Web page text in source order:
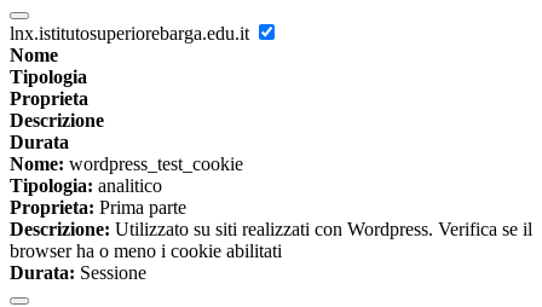
lnx.istitutosuperiorebarga.edu.it
Nome
Tipologia
Proprieta
Descrizione
Durata
Nome: wordpress_test_cookie
Tipologia: analitico
Proprieta: Prima parte
Descrizione: Utilizzato su siti realizzati con Wordpress. Verifica se il
browser ha o meno i cookie abilitati
Durata: Sessione